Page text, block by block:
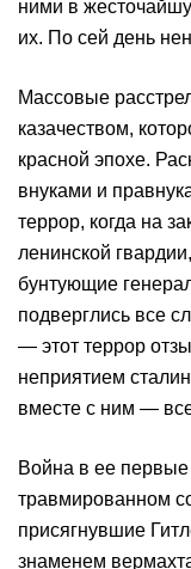
ними в
их. По сей день
Массовые
казачеством,
красной эпохе.
внуками и
террор, когда на
ленинской
бунтующие
подверглись все
— этот террор
неприятием
вместе с ним —
Война в ее
травмированном
присягнувшие
знаменем